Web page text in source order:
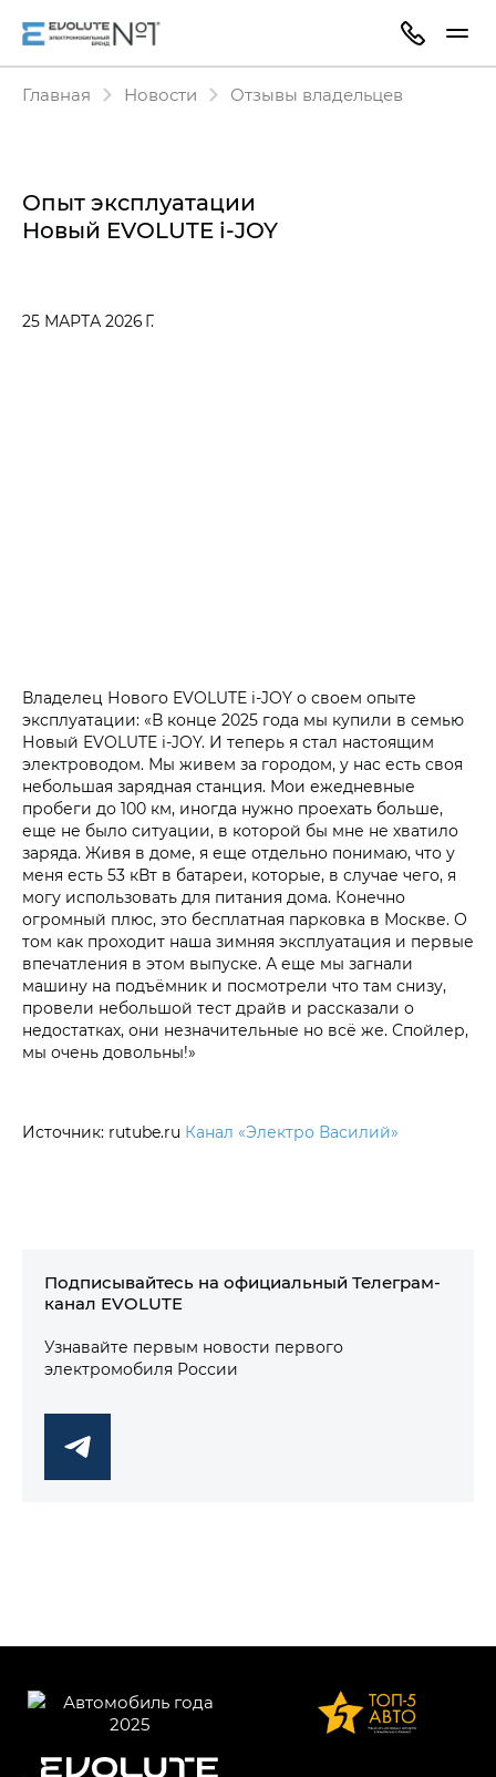
Главная Новости Отзывы владельцев
Опыт эксплуатации
Новый EVOLUTE i‑JOY
25 МАРТА 2026 Г.
Владелец Нового EVOLUTE i‑JOY о своем опыте
эксплуатации: «В конце 2025 года мы купили в семью
Новый EVOLUTE i‑JOY. И теперь я стал настоящим
электроводом. Мы живем за городом, у нас есть своя
небольшая зарядная станция. Мои ежедневные
пробеги до 100 км, иногда нужно проехать больше,
еще не было ситуации, в которой бы мне не хватило
заряда. Живя в доме, я еще отдельно понимаю, что у
меня есть 53 кВт в батареи, которые, в случае чего, я
могу использовать для питания дома. Конечно
огромный плюс, это бесплатная парковка в Москве. О
том как проходит наша зимняя эксплуатация и первые
впечатления в этом выпуске. А еще мы загнали
машину на подъёмник и посмотрели что там снизу,
провели небольшой тест драйв и рассказали о
недостатках, они незначительные но всё же. Спойлер,
мы очень довольны!»
Источник: rutube.ru Канал «Электро Василий»
Подписывайтесь на официальный Телеграм-
канал EVOLUTE
Узнавайте первым новости первого
электромобиля России